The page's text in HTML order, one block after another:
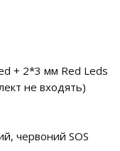
+ 2*3 мм Red Leds
не входять)
червоний SOS